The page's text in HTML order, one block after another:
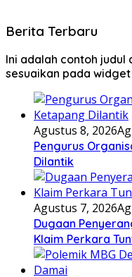
Berita Terbaru
Ini adalah contoh judul
sesuaikan pada widget
Agustus 8, 2026
Pengurus
Dilantik
Agustus 7, 2026
Dugaan
Klaim Perkara